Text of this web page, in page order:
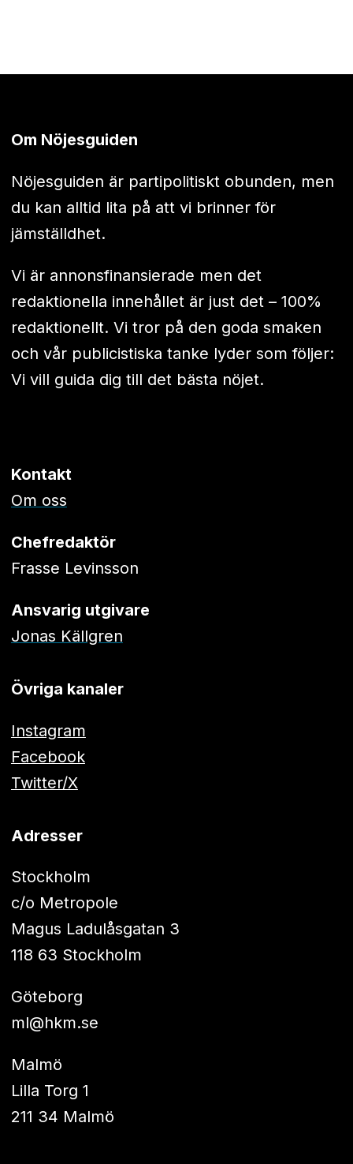
Om Nöjesguiden
Nöjesguiden är partipolitiskt obunden, men
du kan alltid lita på att vi brinner för
jämställdhet.
Vi är annonsfinansierade men det
redaktionella innehållet är just det – 100%
redaktionellt. Vi tror på den goda smaken
och vår publicistiska tanke lyder som följer:
Vi vill guida dig till det bästa nöjet.
Kontakt
Om oss
Chefredaktör
Frasse Levinsson
Ansvarig utgivare
Jonas Källgren
Övriga kanaler
Instagram
Facebook
Twitter/X
Adresser
Stockholm
c/o Metropole
Magus Ladulåsgatan 3
118 63 Stockholm
Göteborg
ml@hkm.se
Malmö
Lilla Torg 1
211 34 Malmö